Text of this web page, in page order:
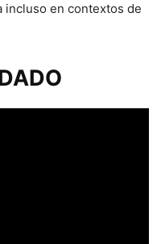
incluso en contextos de